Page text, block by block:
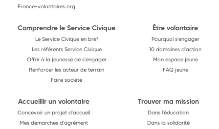
France-volontaires.org
Comprendre le Service Civique
Le Service Civique en bref
Les référents Service Civique
Offrir à la jeunesse de s'engager
Renforcer les acteur de terrain
Faire société
Être volontaire
Pourquoi s'engager
10 domaines d'action
Mon espace jeune
FAQ jeune
Accueillir un volontaire
Concevoir un projet d'accueil
Mes démarches d'agrément
Trouver ma mission
Dans l'éducation
Dans la solidarité